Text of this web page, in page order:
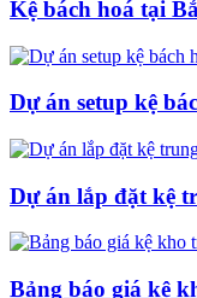
Kệ bách hoá tại
Dự án setup kệ
Dự án lắp đặt kệ
Bảng báo giá kệ